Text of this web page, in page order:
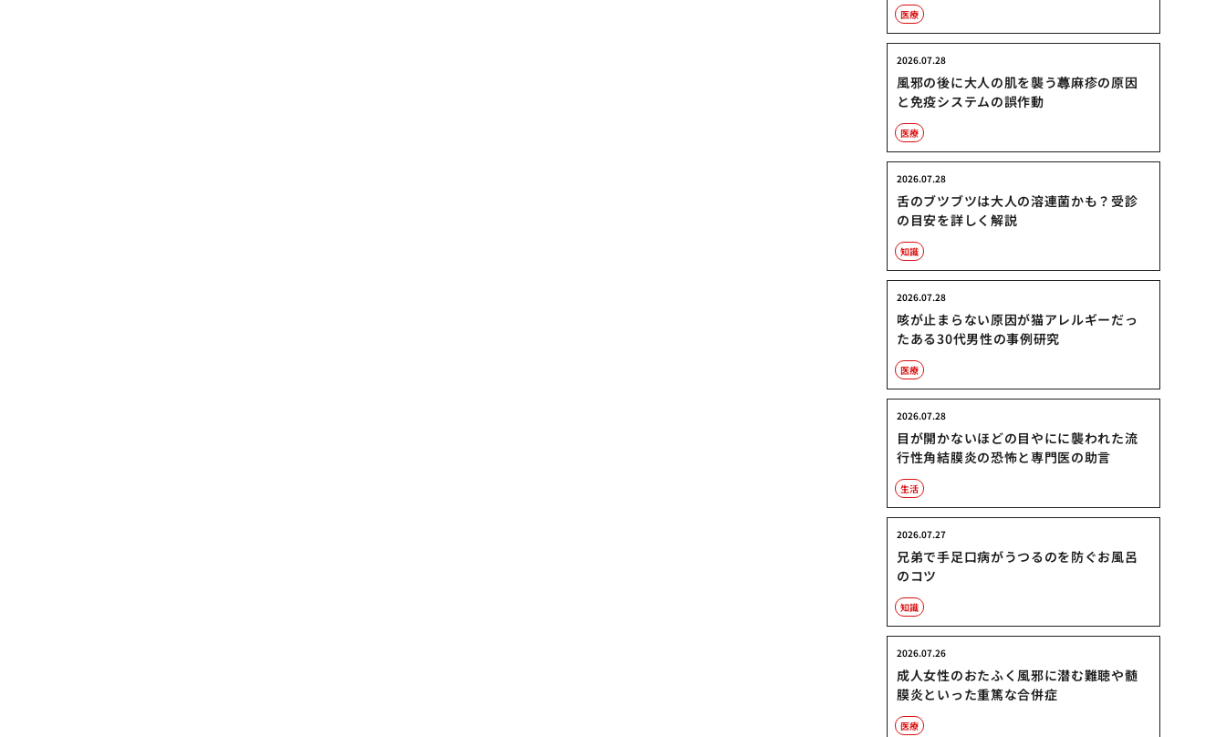
医療
風邪の後に大人の肌を襲う蕁麻疹の原因
と免疫システムの誤作動
2026.07.28
医療
舌のブツブツは大人の溶連菌かも？受診
の目安を詳しく解説
2026.07.28
知識
咳が止まらない原因が猫アレルギーだっ
たある30代男性の事例研究
2026.07.28
医療
目が開かないほどの目やにに襲われた流
行性角結膜炎の恐怖と専門医の助言
2026.07.28
生活
兄弟で手足口病がうつるのを防ぐお風呂
のコツ
2026.07.27
知識
成人女性のおたふく風邪に潜む難聴や髄
膜炎といった重篤な合併症
2026.07.26
医療